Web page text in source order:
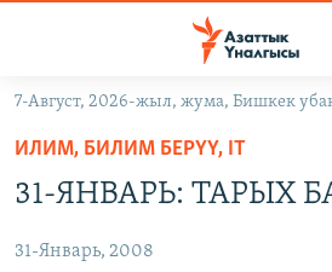
Навигацияга
өтүңүз
Издөөгө
салыңыз
САЯСАТ
ДҮЙНӨ
УКРАИНА
7-Август, 2026-жыл, жума, Бишкек
ИЛИМ, БИЛИМ БЕРҮҮ, IT
31-ЯНВАРЬ: ТАРЫХ
31-Январь, 2008